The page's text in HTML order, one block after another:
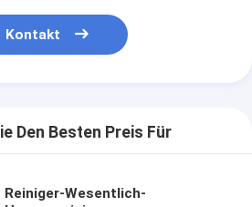
Kontakt
Den Besten Preis Für
Reiniger-Wesentlich-